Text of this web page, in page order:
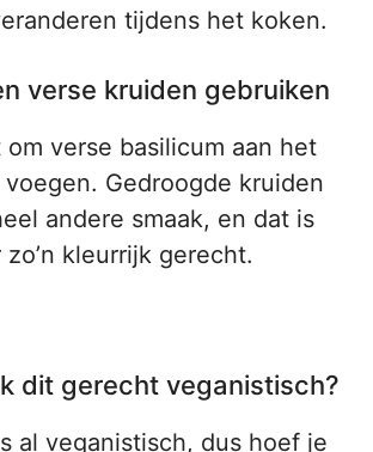
tijdens het koken.
verse kruiden gebruiken
verse basilicum aan het
Gedroogde kruiden
andere smaak, en dat is
kleurrijk gerecht.
dit gerecht veganistisch?
al veganistisch, dus hoef je